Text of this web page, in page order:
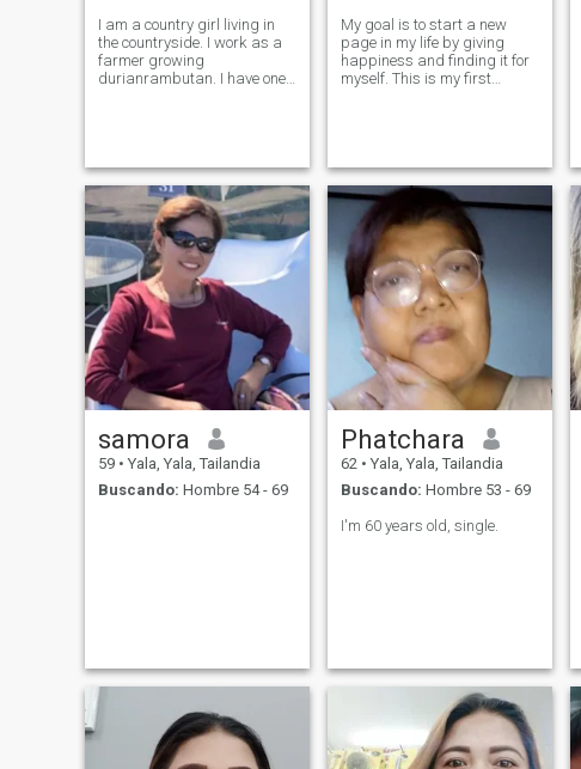
I am a country girl living in
the countryside. I work as a
farmer growing
durianrambutan. I have one
person.
My goal is to start a new
page in my life by giving
happiness and finding it for
myself. This is my first
development very much and
never get bored. There i
samora
59 • Yala, Yala, Tailandia
Buscando: Hombre 54 - 69
Phatchara
62 • Yala, Yala, Tailandia
Buscando: Hombre 53 - 69
I'm 60 years old, single.